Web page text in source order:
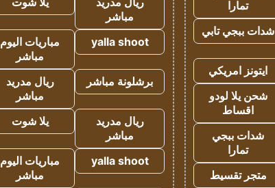
تمارا
شدات ببجي تابي
ايتونز امريكي
شحن يلا لودو
اقساط
شدات ببجي
تمارا
متجر تقسيط
مباشر
yalla shoot
مباريات اليوم
مباشر
برشلونة مباشر
ريال مدريد
مباشر
ريال مدريد
مباشر
يلا شوت
yalla shoot
مباريات اليوم
مباشر